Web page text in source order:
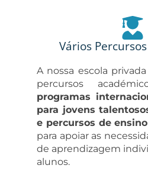
Vários
A nossa escola
percursos
programas
para jovens
e percursos de
para apoiar as
de aprendizagem
alunos.